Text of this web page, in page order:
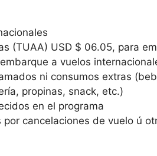
(TUAA) USD $ 06.05, para
a vuelos
ni consumos extras
propinas, snack, etc.)
en el programa
por cancelaciones de vuelo ú